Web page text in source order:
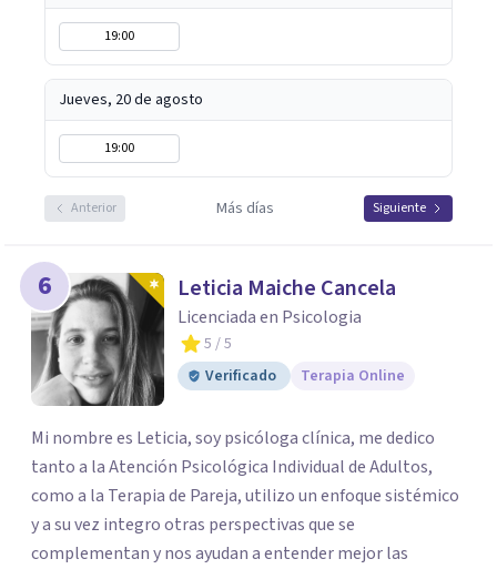
19:00
Jueves, 20 de agosto
19:00
Anterior Más días Siguiente
6 Leticia Maiche Cancela
Licenciada en Psicologia
5 / 5
Verificado
Terapia Online
Mi nombre es Leticia, soy psicóloga clínica, me dedico
tanto a la Atención Psicológica Individual de Adultos,
como a la Terapia de Pareja, utilizo un enfoque sistémico
y a su vez integro otras perspectivas que se
complementan y nos ayudan a entender mejor las